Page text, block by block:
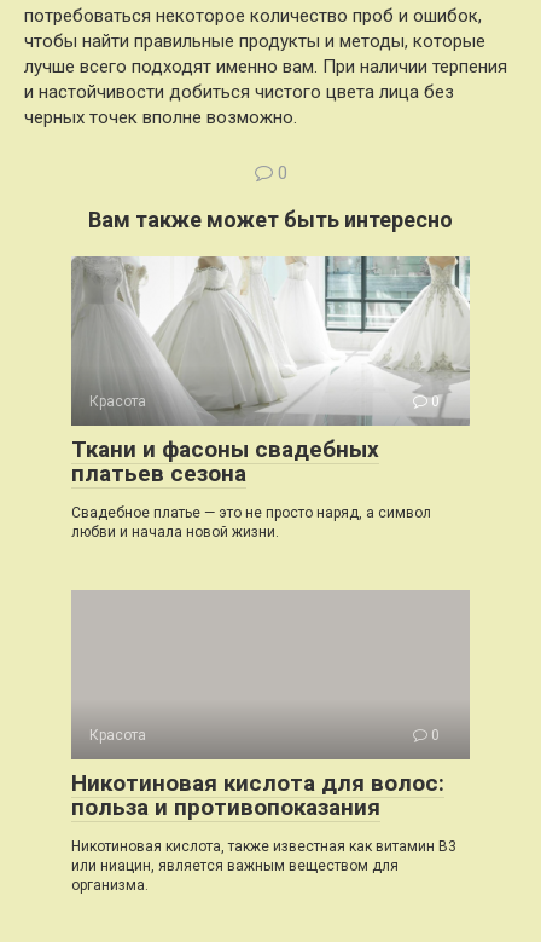
потребоваться некоторое количество проб и ошибок,
чтобы найти правильные продукты и методы, которые
лучше всего подходят именно вам. При наличии терпения
и настойчивости добиться чистого цвета лица без
черных точек вполне возможно.
0
Вам также может быть интересно
Красота 0
Ткани и фасоны свадебных
платьев сезона
Свадебное платье — это не просто наряд, а символ
любви и начала новой жизни.
Красота 0
Никотиновая кислота для волос:
польза и противопоказания
Никотиновая кислота, также известная как витамин B3
или ниацин, является важным веществом для
организма.